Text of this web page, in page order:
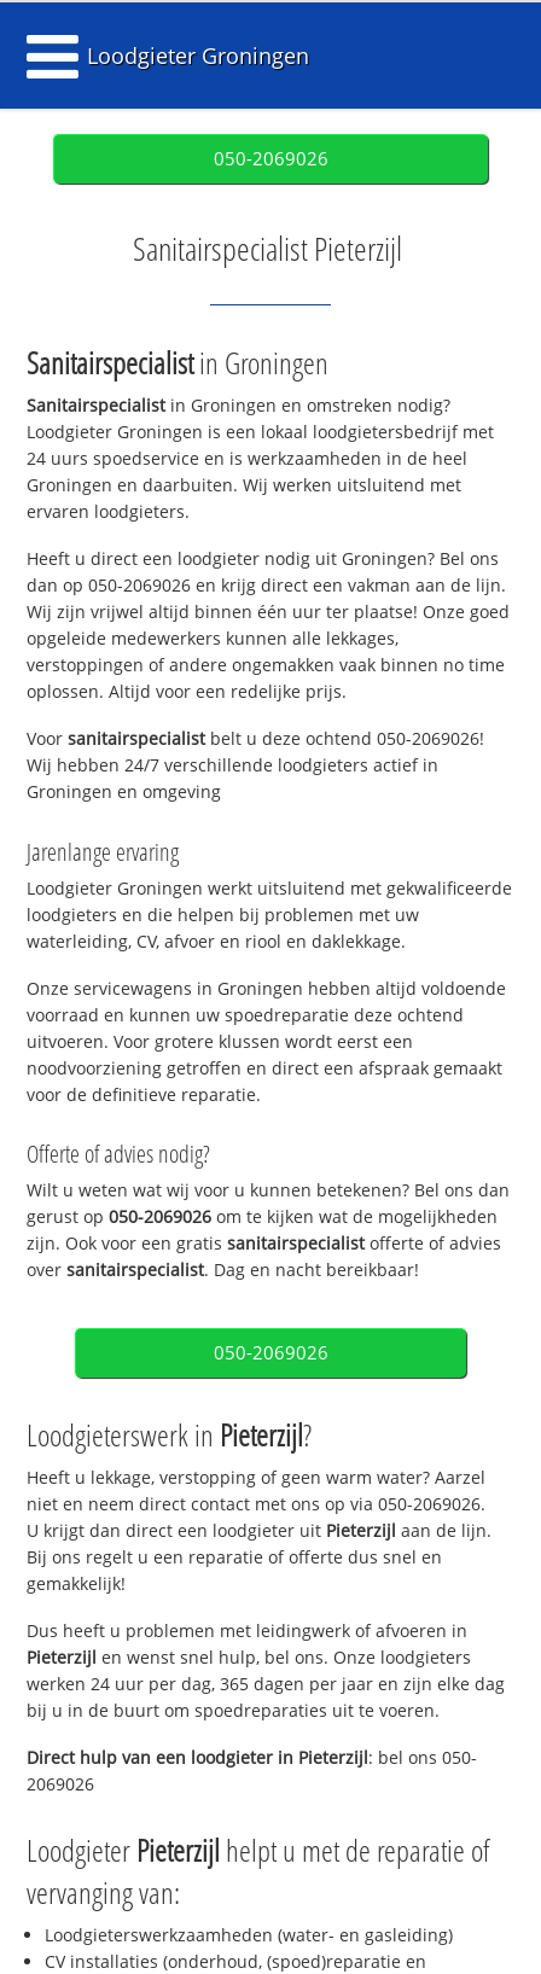
Loodgieter Groningen
050-2069026
Sanitairspecialist Pieterzijl
Sanitairspecialistin Groningen
Sanitairspecialistin Groningen en omstreken nodig?
Loodgieter Groningen is een lokaal loodgietersbedrijf met
24 uurs spoedservice en is werkzaamheden in de heel
Groningen en daarbuiten. Wij werken uitsluitend met
ervaren loodgieters.
Heeft u direct een loodgieter nodig uit Groningen? Bel ons
dan op 050-2069026 en krijg direct een vakman aan de lijn.
Wij zijn vrijwel altijd binnen één uur ter plaatse! Onze goed
opgeleide medewerkers kunnen alle lekkages,
verstoppingen of andere ongemakken vaak binnen no time
oplossen. Altijd voor een redelijke prijs.
Voorsanitairspecialistbelt u deze ochtend 050-2069026!
Wij hebben 24/7 verschillende loodgieters actief in
Groningen en omgeving
Jarenlange ervaring
Loodgieter Groningen werkt uitsluitend met gekwalificeerde
loodgieters en die helpen bij problemen met uw
waterleiding, CV, afvoer en riool en daklekkage.
Onze servicewagens in Groningen hebben altijd voldoende
voorraad en kunnen uw spoedreparatie deze ochtend
uitvoeren. Voor grotere klussen wordt eerst een
noodvoorziening getroffen en direct een afspraak gemaakt
voor de definitieve reparatie.
Offerte of advies nodig?
Wilt u weten wat wij voor u kunnen betekenen? Bel ons dan
gerust op050-2069026 om te kijken wat de mogelijkheden
zijn. Ook voor een gratissanitairspecialistofferte of advies
oversanitairspecialist. Dag en nacht bereikbaar!
050-2069026
Loodgieterswerk in Pieterzijl?
Heeft u lekkage, verstopping of geen warm water? Aarzel
niet en neem direct contact met ons op via 050-2069026.
U krijgt dan direct een loodgieter uit Pieterzijl aan de lijn.
Bij ons regelt u een reparatie of offerte dus snel en
gemakkelijk!
Dus heeft u problemen met leidingwerk of afvoeren in
Pieterzijl en wenst snel hulp, bel ons. Onze loodgieters
werken 24 uur per dag, 365 dagen per jaar en zijn elke dag
bij u in de buurt om spoedreparaties uit te voeren.
Direct hulp van een loodgieter in Pieterzijl: bel ons 050-
2069026
Loodgieter Pieterzijl helpt u met de reparatie of
vervanging van:
Loodgieterswerkzaamheden (water- en gasleiding)
CV installaties (onderhoud, (spoed)reparatie en